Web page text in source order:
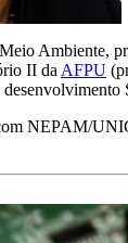
Ambiente,
II da AFPU
NEPAM/